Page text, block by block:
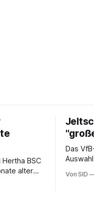
BSC
alter
Das
Von SID